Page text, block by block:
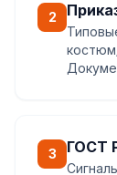
2
3 ГОСТ